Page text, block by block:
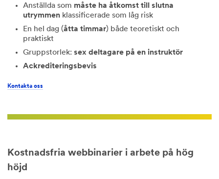
Anställda som måste ha åtkomst till slutna
utrymmen klassificerade som låg risk
En hel dag (åtta timmar) både teoretiskt och
praktiskt
Gruppstorlek: sex deltagare på en instruktör
Ackrediteringsbevis
Kontakta oss
Kostnadsfria webbinarier i arbete på hög
höjd